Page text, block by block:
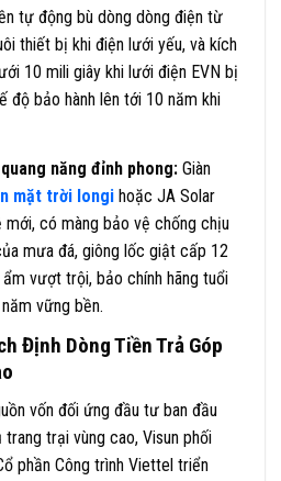
tự động bù dòng dòng điện từ
thiết bị khi điện lưới yếu, và kích
10 mili giây khi lưới điện EVN bị
độ bảo hành lên tới 10 năm khi
năng đỉnh phong:Giàn
mặt trời longihoặc JA Solar
mới, có màng bảo vệ chống chịu
mưa đá, giông lốc giật cấp 12
vượt trội, bảo chính hãng tuổi
vững bền.
Định Dòng Tiền Trả Góp
vốn đối ứng đầu tư ban đầu
trang trại vùng cao, Visun phối
phần Công trình Viettel triển